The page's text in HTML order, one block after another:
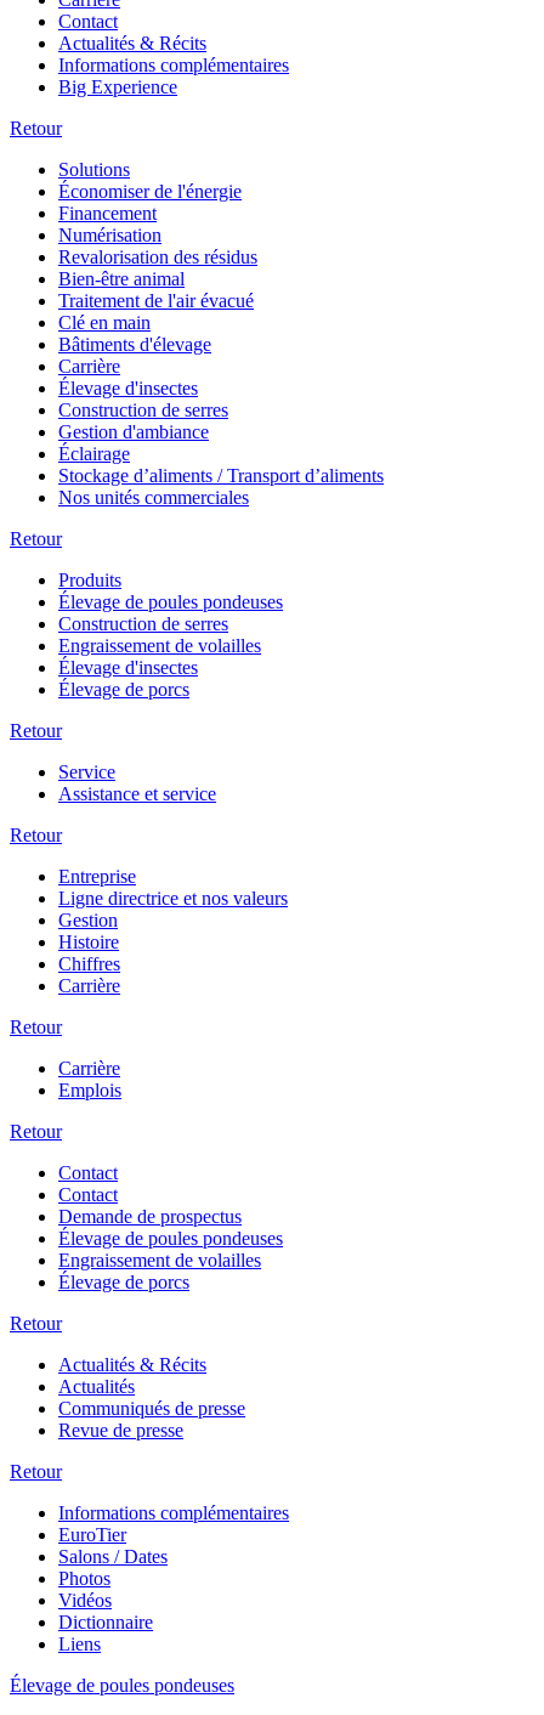
Contact
Actualités & Récits
Informations complémentaires
Big Experience
Retour
Solutions
Économiser de l'énergie
Financement
Numérisation
Revalorisation des résidus
Bien-être animal
Traitement de l'air évacué
Clé en main
Bâtiments d'élevage
Carrière
Élevage d'insectes
Construction de serres
Gestion d'ambiance
Éclairage
Stockage d’aliments / Transport d’aliments
Nos unités commerciales
Retour
Produits
Élevage de poules pondeuses
Construction de serres
Engraissement de volailles
Élevage d'insectes
Élevage de porcs
Retour
Service
Assistance et service
Retour
Entreprise
Ligne directrice et nos valeurs
Gestion
Histoire
Chiffres
Carrière
Retour
Carrière
Emplois
Retour
Contact
Contact
Demande de prospectus
Élevage de poules pondeuses
Engraissement de volailles
Élevage de porcs
Retour
Actualités & Récits
Actualités
Communiqués de presse
Revue de presse
Retour
Informations complémentaires
EuroTier
Salons / Dates
Photos
Vidéos
Dictionnaire
Liens
Élevage de poules pondeuses